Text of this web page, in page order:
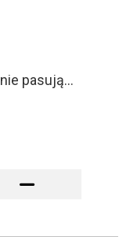
pasują…